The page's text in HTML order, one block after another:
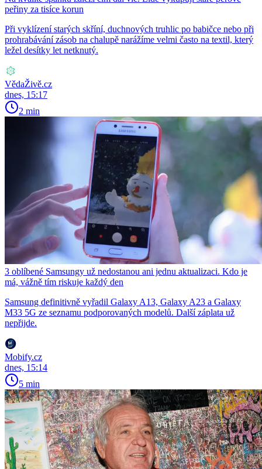
peřiny za tisíce korun
Při vyklízení starých skříní, duchnových truhlic po babičce nebo při
prohrabávání zásob na chalupě narážíme velmi často na textil, který
ležel desítky let netknutý.
VědaŽivě.cz
dnes, 15:17
2 min
3 oblíbené Samsungy už nedostanou ani jednu aktualizaci. Kdo je
má, vážně tím riskuje každý den
Samsung definitivně vyřadil Galaxy A13, Galaxy A23 a Galaxy
M33 5G ze seznamu podporovaných modelů. Další záplata už
nepřijde.
Mobify.cz
dnes, 15:14
5 min